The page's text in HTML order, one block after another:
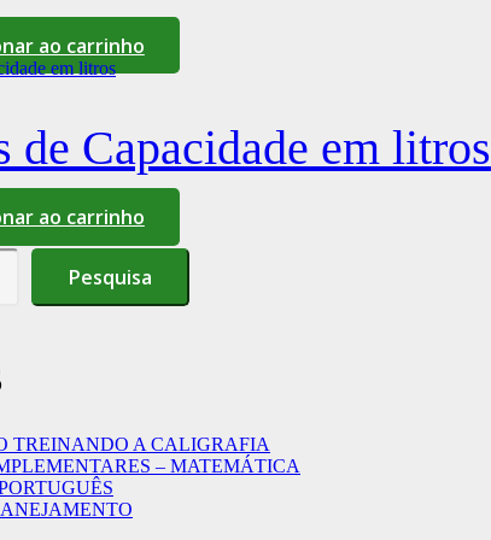
ao carrinho
de Capacidade em litros
ao carrinho
Pesquisa
TREINANDO A CALIGRAFIA
– MATEMÁTICA